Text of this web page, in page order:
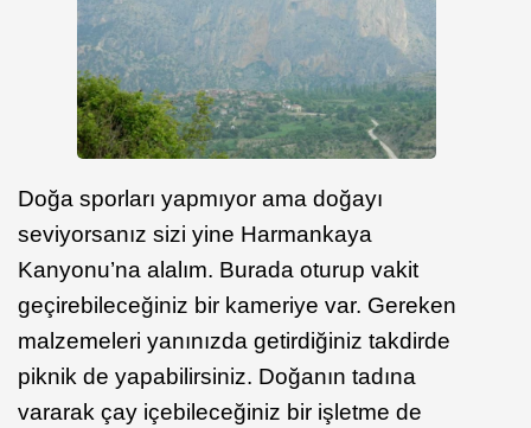
Doğa sporları yapmıyor ama doğayı
seviyorsanız sizi yine Harmankaya
Kanyonu’na alalım. Burada oturup vakit
geçirebileceğiniz bir kameriye var. Gereken
malzemeleri yanınızda getirdiğiniz takdirde
piknik de yapabilirsiniz. Doğanın tadına
vararak çay içebileceğiniz bir işletme de